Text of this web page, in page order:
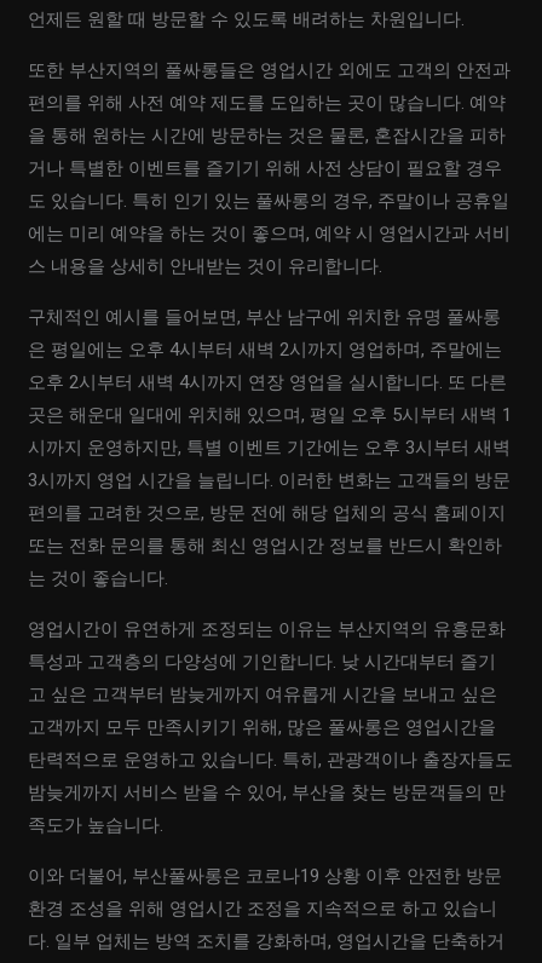
언제든 원할 때 방문할 수 있도록 배려하는 차원입니다.
또한 부산지역의 풀싸롱들은 영업시간 외에도 고객의 안전과
편의를 위해 사전 예약 제도를 도입하는 곳이 많습니다. 예약
을 통해 원하는 시간에 방문하는 것은 물론, 혼잡시간을 피하
거나 특별한 이벤트를 즐기기 위해 사전 상담이 필요할 경우
도 있습니다. 특히 인기 있는 풀싸롱의 경우, 주말이나 공휴일
에는 미리 예약을 하는 것이 좋으며, 예약 시 영업시간과 서비
스 내용을 상세히 안내받는 것이 유리합니다.
구체적인 예시를 들어보면, 부산 남구에 위치한 유명 풀싸롱
은 평일에는 오후 4시부터 새벽 2시까지 영업하며, 주말에는
오후 2시부터 새벽 4시까지 연장 영업을 실시합니다. 또 다른
곳은 해운대 일대에 위치해 있으며, 평일 오후 5시부터 새벽 1
시까지 운영하지만, 특별 이벤트 기간에는 오후 3시부터 새벽
3시까지 영업 시간을 늘립니다. 이러한 변화는 고객들의 방문
편의를 고려한 것으로, 방문 전에 해당 업체의 공식 홈페이지
또는 전화 문의를 통해 최신 영업시간 정보를 반드시 확인하
는 것이 좋습니다.
영업시간이 유연하게 조정되는 이유는 부산지역의 유흥문화
특성과 고객층의 다양성에 기인합니다. 낮 시간대부터 즐기
고 싶은 고객부터 밤늦게까지 여유롭게 시간을 보내고 싶은
고객까지 모두 만족시키기 위해, 많은 풀싸롱은 영업시간을
탄력적으로 운영하고 있습니다. 특히, 관광객이나 출장자들도
밤늦게까지 서비스 받을 수 있어, 부산을 찾는 방문객들의 만
족도가 높습니다.
이와 더불어, 부산풀싸롱은 코로나19 상황 이후 안전한 방문
환경 조성을 위해 영업시간 조정을 지속적으로 하고 있습니
다. 일부 업체는 방역 조치를 강화하며, 영업시간을 단축하거